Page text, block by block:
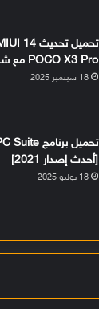
POCO X3 Pro مع شرح التثبيت
18 سبتمبر 2025
[أحدث إصدار 2021]
18 يوليو 2025